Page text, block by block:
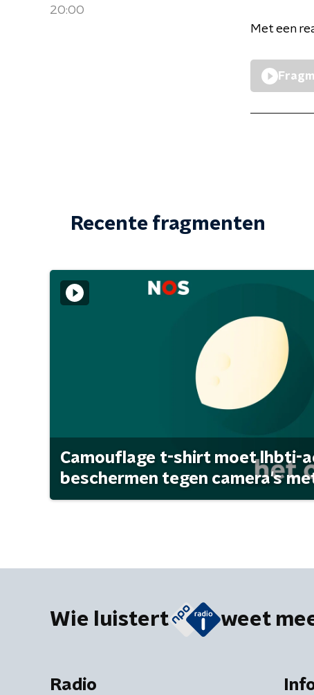
20:00
Met een
Recente fragmenten
Camouflage t-shirt moet lhbti-
beschermen tegen camera's
Wie luistert weet
Radio